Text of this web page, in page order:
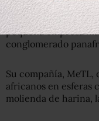
Localmente es
que, bajo su mando,
pequeña empresa
conglomerado
Su compañía, MeTL,
africanos en esferas
molienda de harina,